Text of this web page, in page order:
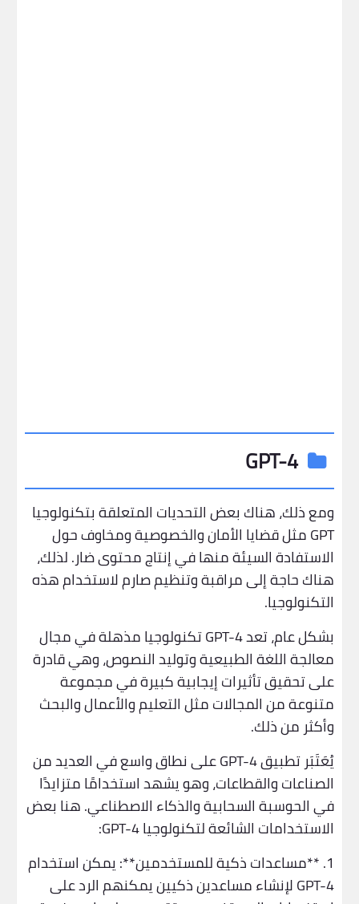
GPT-4
ومع ذلك، هناك بعض التحديات المتعلقة بتكنولوجيا
GPT مثل قضايا الأمان والخصوصية ومخاوف حول
الاستفادة السيئة منها في إنتاج محتوى ضار. لذلك،
هناك حاجة إلى مراقبة وتنظيم صارم لاستخدام هذه
التكنولوجيا.
بشكل عام، تعد GPT-4 تكنولوجيا مذهلة في مجال
معالجة اللغة الطبيعية وتوليد النصوص، وهي قادرة
على تحقيق تأثيرات إيجابية كبيرة في مجموعة
متنوعة من المجالات مثل التعليم والأعمال والبحث
وأكثر من ذلك.
يُعَتَبَر تطبيق GPT-4 على نطاق واسع في العديد من
الصناعات والقطاعات، وهو يشهد استخدامًا متزايدًا
في الحوسبة السحابية والذكاء الاصطناعي. هنا بعض
الاستخدامات الشائعة لتكنولوجيا GPT-4:
1. **مساعدات ذكية للمستخدمين**: يمكن استخدام
GPT-4 لإنشاء مساعدين ذكيين يمكنهم الرد على